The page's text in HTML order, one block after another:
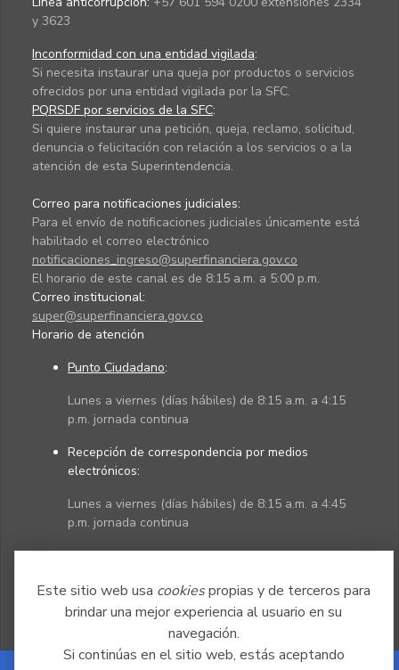
Este sitio web usa cookiespropias y de terceros para
brindar una mejor experiencia al usuario en su
navegación.
Si continúas en el sitio web, estás aceptando
y 3623
Inconformidad con una entidad vigilada:
Si necesita instaurar una queja por productos o servicios
ofrecidos por una entidad vigilada por la SFC.
PQRSDF por servicios de la SFC:
Si quiere instaurar una petición, queja, reclamo, solicitud,
denuncia o felicitación con relación a los servicios o a la
atención de esta Superintendencia.
Correo para notificaciones judiciales:
Para el envío de notificaciones judiciales únicamente está
habilitado el correo electrónico
notificaciones_ingreso@superfinanciera.gov.co
El horario de este canal es de 8:15 a.m. a 5:00 p.m.
Correo institucional:
super@superfinanciera.gov.co
Horario de atención
Punto Ciudadano:
Lunes a viernes (días hábiles) de 8:15 a.m. a 4:15
p.m. jornada continua
Recepción de correspondencia por medios
electrónicos:
Lunes a viernes (días hábiles) de 8:15 a.m. a 4:45
p.m. jornada continua